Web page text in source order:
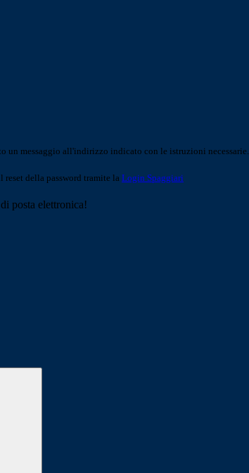
un messaggio all'indirizzo indicato con le istruzioni necessarie.
reset della password tramite la Login Spaggiari
posta elettronica!